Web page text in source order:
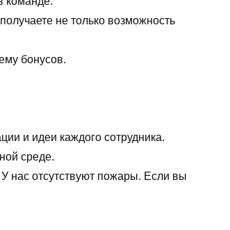
не только возможность
бонусов.
и идеи каждого сотрудника.
среде.
нас отсутствуют пожары. Если вы